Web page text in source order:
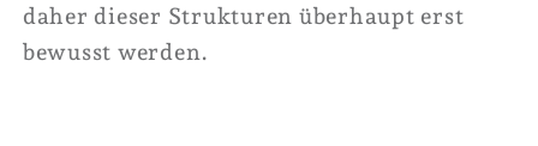
daher dieser Strukturen überhaupt erst
bewusst werden.